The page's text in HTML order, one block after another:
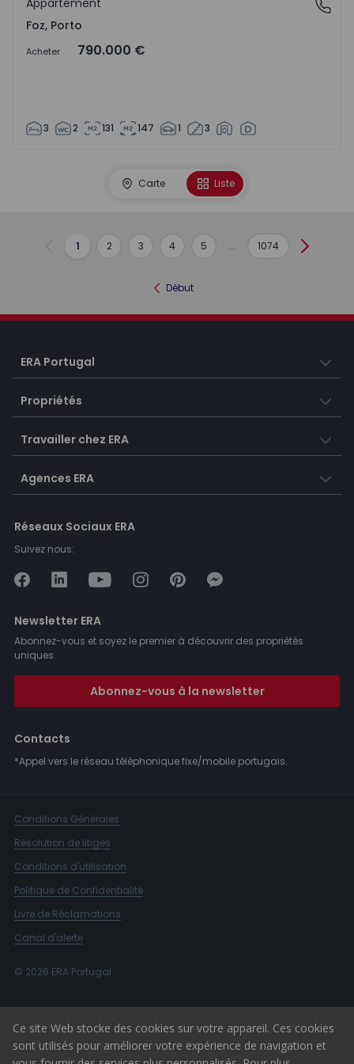
Foz, Porto
Appartement
Foz, Porto
Acheter 790.000 €
3 2 131 147 1 3
Carte Liste
Précédent
1 2 3 4 5 ... 1074 Suivant
Début
ERA Portugal
Propriétés
Travailler chez ERA
Agences ERA
Réseaux Sociaux ERA
Suivez nous:
Newsletter ERA
Abonnez-vous et soyez le premier à découvrir des propriétés
uniques.
Abonnez-vous à la newsletter
Contacts
*Appel vers le réseau téléphonique fixe/mobile portugais.
Conditions Générales
Résolution de litiges
Conditions d'utilisation
Politique de Confidentialité
Livre de Réclamations
Canal d'alerte
© 2026 ERA Portugal
Ce site Web stocke des cookies sur votre appareil. Ces cookies
sont utilisés pour améliorer votre expérience de navigation et